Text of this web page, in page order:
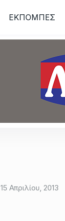
ΕΚΠΟΜΠΕΣ
15 Απριλίου, 2013